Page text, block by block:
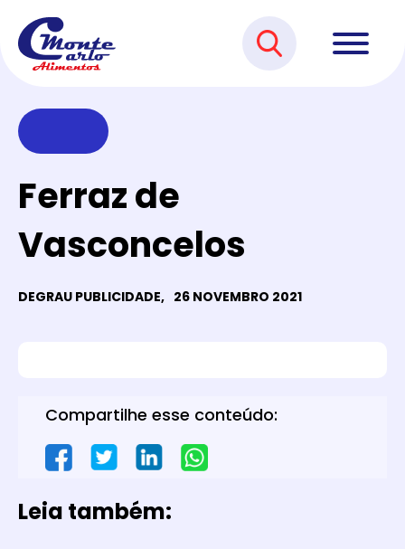
Ferraz de
Vasconcelos
DEGRAU PUBLICIDADE, 26 NOVEMBRO 2021
Compartilhe esse conteúdo:
Leia também: